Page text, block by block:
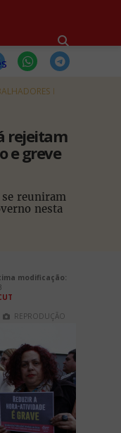
rejeitam
e greve
reuniram
nesta
modificação:
REPRODUÇÃO